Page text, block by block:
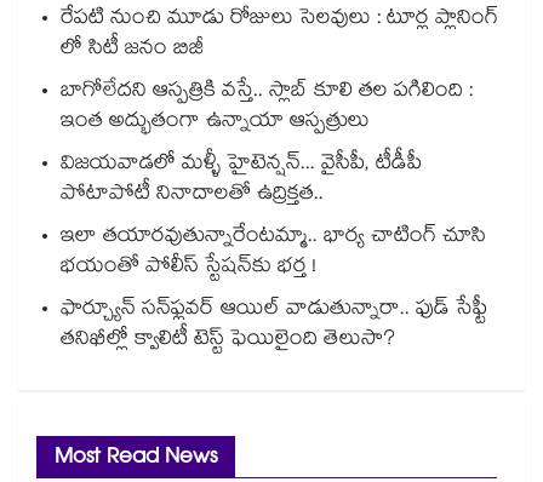
రేపటి నుంచి మూడు రోజులు సెలవులు : టూర్ల ప్లానింగ్
లో సిటీ జనం బిజీ
బాగోలేదని ఆస్పత్రికి వస్తే.. స్లాబ్ కూలి తల పగిలింది :
ఇంత అద్భుతంగా ఉన్నాయా ఆస్పత్రులు
విజయవాడలో మళ్ళీ హైటెన్షన్... వైసీపీ, టీడీపీ
పోటాపోటీ నినాదాలతో ఉద్రిక్తత..
ఇలా తయారవుతున్నారేంటమ్మా.. భార్య చాటింగ్ చూసి
భయంతో పోలీస్ స్టేషన్⁫కు భర్త !
ఫార్చ్యూన్ సన్‌ఫ్లవర్ ఆయిల్ వాడుతున్నారా.. ఫుడ్ సేఫ్టీ
తనిఖీల్లో క్వాలిటీ టెస్ట్ ఫెయిలైంది తెలుసా?
Most Read News